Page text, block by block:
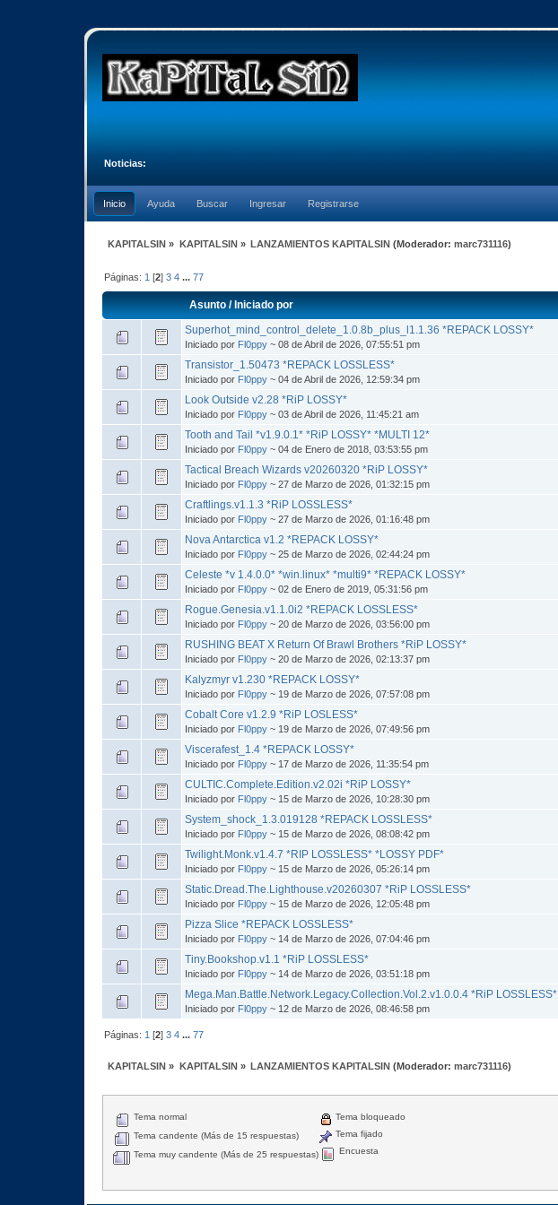
Noticias:
Inicio Ayuda Buscar Ingresar Registrarse
KAPITALSIN » KAPITALSIN» LANZAMIENTOS KAPITALSIN (Moderador:marc731116)
Páginas: 1 [2]3 4 ...77
Asunto/Iniciado por
Superhot_mind_control_delete_1.0.8b_plus_l1.1.36 *REPACK LOSSY*
Iniciado por Fl0ppy ~ 08 de Abril de 2026, 07:55:51 pm
Transistor_1.50473 *REPACK LOSSLESS*
Iniciado por Fl0ppy ~ 04 de Abril de 2026, 12:59:34 pm
Look Outside v2.28 *RiP LOSSY*
Iniciado por Fl0ppy ~ 03 de Abril de 2026, 11:45:21 am
Tooth and Tail *v1.9.0.1* *RiP LOSSY* *MULTI 12*
Iniciado por Fl0ppy ~ 04 de Enero de 2018, 03:53:55 pm
Tactical Breach Wizards v20260320 *RiP LOSSY*
Iniciado por Fl0ppy ~ 27 de Marzo de 2026, 01:32:15 pm
Craftlings.v1.1.3 *RiP LOSSLESS*
Iniciado por Fl0ppy ~ 27 de Marzo de 2026, 01:16:48 pm
Nova Antarctica v1.2 *REPACK LOSSY*
Iniciado por Fl0ppy ~ 25 de Marzo de 2026, 02:44:24 pm
Celeste *v 1.4.0.0* *win.linux* *multi9* *REPACK LOSSY*
Iniciado por Fl0ppy ~ 02 de Enero de 2019, 05:31:56 pm
Rogue.Genesia.v1.1.0i2 *REPACK LOSSLESS*
Iniciado por Fl0ppy ~ 20 de Marzo de 2026, 03:56:00 pm
RUSHING BEAT X Return Of Brawl Brothers *RiP LOSSY*
Iniciado por Fl0ppy ~ 20 de Marzo de 2026, 02:13:37 pm
Kalyzmyr v1.230 *REPACK LOSSY*
Iniciado por Fl0ppy ~ 19 de Marzo de 2026, 07:57:08 pm
Cobalt Core v1.2.9 *RiP LOSLESS*
Iniciado por Fl0ppy ~ 19 de Marzo de 2026, 07:49:56 pm
Viscerafest_1.4 *REPACK LOSSY*
Iniciado por Fl0ppy ~ 17 de Marzo de 2026, 11:35:54 pm
CULTIC.Complete.Edition.v2.02i *RiP LOSSY*
Iniciado por Fl0ppy ~ 15 de Marzo de 2026, 10:28:30 pm
System_shock_1.3.019128 *REPACK LOSSLESS*
Iniciado por Fl0ppy ~ 15 de Marzo de 2026, 08:08:42 pm
Twilight.Monk.v1.4.7 *RIP LOSSLESS* *LOSSY PDF*
Iniciado por Fl0ppy ~ 15 de Marzo de 2026, 05:26:14 pm
Static.Dread.The.Lighthouse.v20260307 *RiP LOSSLESS*
Iniciado por Fl0ppy ~ 15 de Marzo de 2026, 12:05:48 pm
Pizza Slice *REPACK LOSSLESS*
Iniciado por Fl0ppy ~ 14 de Marzo de 2026, 07:04:46 pm
Tiny.Bookshop.v1.1 *RiP LOSSLESS*
Iniciado por Fl0ppy ~ 14 de Marzo de 2026, 03:51:18 pm
Mega.Man.Battle.Network.Legacy.Collection.Vol.2.v1.0.0.4 *RiP LOSSLESS*
Iniciado por Fl0ppy ~ 12 de Marzo de 2026, 08:46:58 pm
Páginas: 1 [2]3 4 ...77
KAPITALSIN » KAPITALSIN» LANZAMIENTOS KAPITALSIN (Moderador:marc731116)
Tema normal
Tema candente (Más de 15 respuestas)
Tema muy candente (Más de 25 respuestas)
Tema bloqueado
Tema fijado
Encuesta